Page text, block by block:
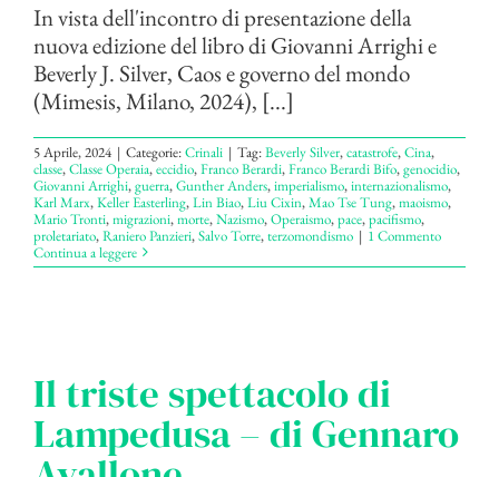
In vista dell'incontro di presentazione della
nuova edizione del libro di Giovanni Arrighi e
Beverly J. Silver, Caos e governo del mondo
(Mimesis, Milano, 2024), [...]
5 Aprile, 2024 | Categorie:Crinali | Tag:Beverly Silver,catastrofe,Cina,
classe,Classe Operaia,eccidio,Franco Berardi,Franco Berardi Bifo,genocidio,
Giovanni Arrighi,guerra,Gunther Anders,imperialismo,internazionalismo,
Karl Marx,Keller Easterling,Lin Biao,Liu Cixin,Mao Tse Tung,maoismo,
Mario Tronti,migrazioni,morte,Nazismo,Operaismo,pace,pacifismo,
proletariato,Raniero Panzieri,Salvo Torre,terzomondismo | 1 Commento
Continua a leggere
Il triste spettacolo di
Lampedusa – di Gennaro